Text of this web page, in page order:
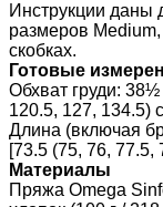
Инструкции даны
размеров
скобках.
Готовые
Обхват груди:
120.5, 127, 134.5)
Длина (включая
[73.5 (75, 76, 77.5,
Материалы
Пряжа Omega